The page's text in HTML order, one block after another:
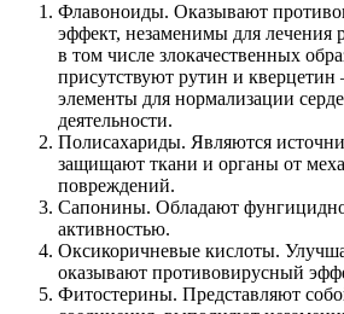
Флавоноиды. Оказывают
эффект, незаменимы для лечения
в том числе злокачественных
присутствуют рутин и
элементы для нормализации
деятельности.
Полисахариды. Являются
защищают ткани и органы от
повреждений.
Сапонины. Обладают
активностью.
Оксикоричневые кислоты.
оказывают противовирусный
Фитостерины. Представляют